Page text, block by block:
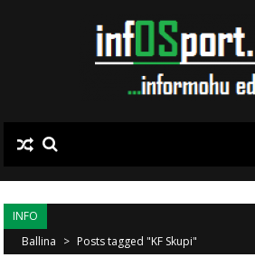
INFO
Ballina > Posts tagged "KF Skupi"